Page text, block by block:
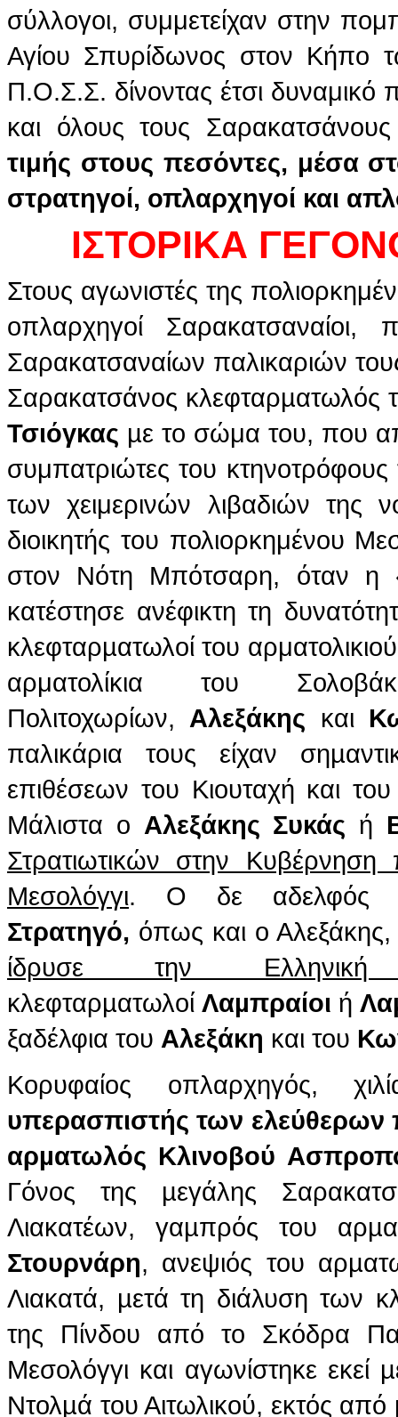
σύλλογοι, συμμετείχαν στην
Αγίου Σπυρίδωνος στον Κήπο
Π.Ο.Σ.Σ. δίνοντας έτσι
και όλους τους
τιμής στους πεσόντες, μέσα
στρατηγοί, οπλαρχηγοί και
ΙΣΤΟΡΙΚΑ
Στους αγωνιστές της
οπλαρχηγοί
Σαρακατσαναίων παλικαριών
Σαρακατσάνος κλεφταρµατωλός
Τσιόγκας µε το σώμα του, που
συμπατριώτες του
των χειμερινών λιβαδιών της
διοικητής του πολιορκημένου
στον Νότη Μπότσαρη, όταν η
κατέστησε ανέφικτη τη
κλεφταρµατωλοί του
αρματολίκια του
Πολιτοχωρίων, Αλεξάκης και
παλικάρια τους είχαν
επιθέσεων του Κιουταχή και
Μάλιστα ο Αλεξάκης Συκάς ή
Στρατιωτικών στην
Μεσολόγγι. Ο δε
Στρατηγό, όπως και ο
ίδρυσε την Ελληνική
κλεφταρµατωλοί Λαµπραίοι ή
ξαδέλφια του Αλεξάκη και του
Κορυφαίος οπλαρχηγός,
υπερασπιστής των ελεύθερων
αρµατωλός Κλινοβού
Γόνος της µεγάλης
Λιακατέων, γαµπρός του
Στουρνάρη, ανεψιός του
Λιακατά, µετά τη διάλυση των
της Πίνδου από το Σκόδρα
Μεσολόγγι και αγωνίστηκε εκεί
Ντολµά του Αιτωλικού, εκτός από